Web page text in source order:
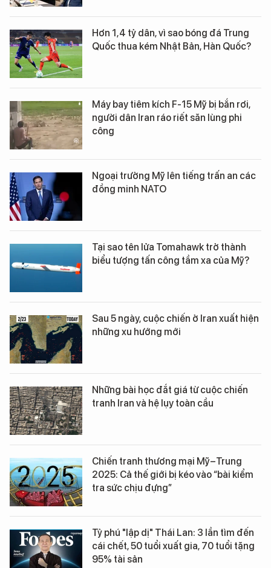
Hơn 1,4 tỷ dân, vì sao bóng đá Trung
Quốc thua kém Nhật Bản, Hàn Quốc?
Máy bay tiêm kích F-15 Mỹ bị bắn rơi,
người dân Iran ráo riết săn lùng phi
công
Ngoại trưởng Mỹ lên tiếng trấn an các
đồng minh NATO
Tại sao tên lửa Tomahawk trở thành
biểu tượng tấn công tầm xa của Mỹ?
Sau 5 ngày, cuộc chiến ở Iran xuất hiện
những xu hướng mới
Những bài học đắt giá từ cuộc chiến
tranh Iran và hệ lụy toàn cầu
Chiến tranh thương mại Mỹ–Trung
2025: Cả thế giới bị kéo vào “bài kiểm
tra sức chịu đựng”
Tỷ phú "lập dị" Thái Lan: 3 lần tìm đến
cái chết, 50 tuổi xuất gia, 70 tuổi tặng
95% tài sản